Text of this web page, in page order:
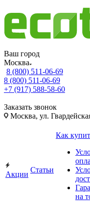
Ваш город
Москва
8 (800) 511-06-69
8 (800) 511-06-69
+7 (917) 588-58-60
Заказать звонок
Москва, ул.
Акции
Статьи
Как
на